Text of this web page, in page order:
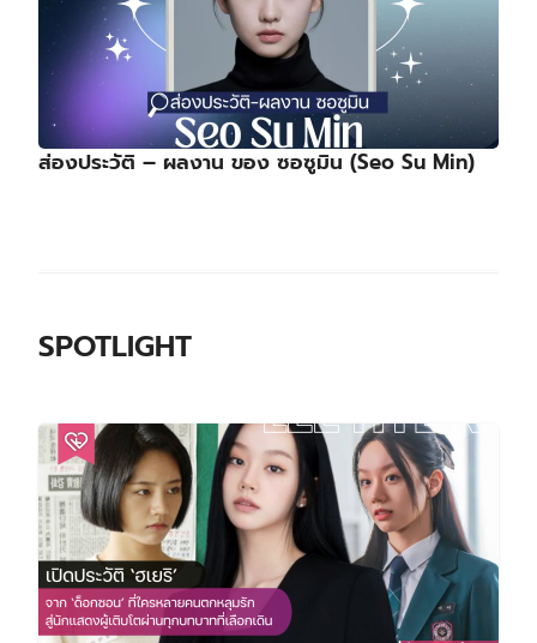
ส่องประวัติ – ผลงาน ของ ซอซูมิน (Seo Su Min)
SPOTLIGHT